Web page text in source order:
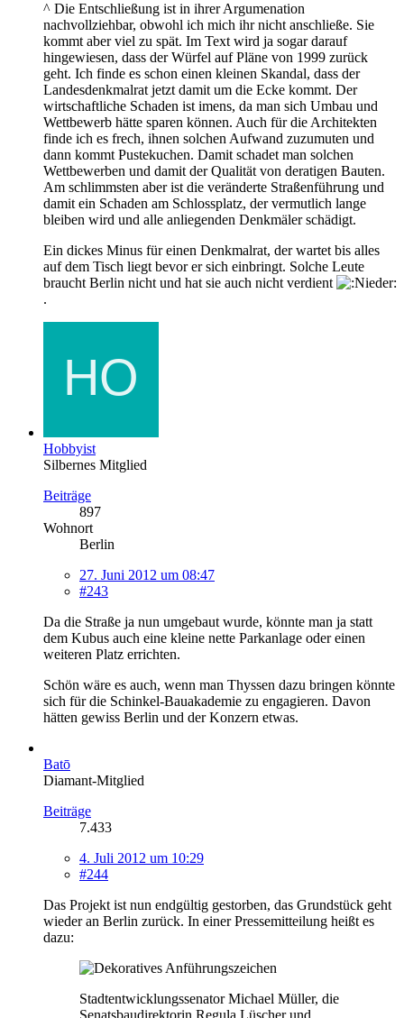
^ Die Entschließung ist in ihrer Argumenation
nachvollziehbar, obwohl ich mich ihr nicht anschließe. Sie
kommt aber viel zu spät. Im Text wird ja sogar darauf
hingewiesen, dass der Würfel auf Pläne von 1999 zurück
geht. Ich finde es schon einen kleinen Skandal, dass der
Landesdenkmalrat jetzt damit um die Ecke kommt. Der
wirtschaftliche Schaden ist imens, da man sich Umbau und
Wettbewerb hätte sparen können. Auch für die Architekten
finde ich es frech, ihnen solchen Aufwand zuzumuten und
dann kommt Pustekuchen. Damit schadet man solchen
Wettbewerben und damit der Qualität von deratigen Bauten.
Am schlimmsten aber ist die veränderte Straßenführung und
damit ein Schaden am Schlossplatz, der vermutlich lange
bleiben wird und alle anliegenden Denkmäler schädigt.
Ein dickes Minus für einen Denkmalrat, der wartet bis alles
auf dem Tisch liegt bevor er sich einbringt. Solche Leute
braucht Berlin nicht und hat sie auch nicht verdient
.
Hobbyist
Silbernes Mitglied
Beiträge
897
Wohnort
Berlin
27. Juni 2012 um 08:47
#243
Da die Straße ja nun umgebaut wurde, könnte man ja statt
dem Kubus auch eine kleine nette Parkanlage oder einen
weiteren Platz errichten.
Schön wäre es auch, wenn man Thyssen dazu bringen könnte
sich für die Schinkel-Bauakademie zu engagieren. Davon
hätten gewiss Berlin und der Konzern etwas.
Batō
Diamant-Mitglied
Beiträge
7.433
4. Juli 2012 um 10:29
#244
Das Projekt ist nun endgültig gestorben, das Grundstück geht
wieder an Berlin zurück. In einer Pressemitteilung heißt es
dazu:
Stadtentwicklungssenator Michael Müller, die